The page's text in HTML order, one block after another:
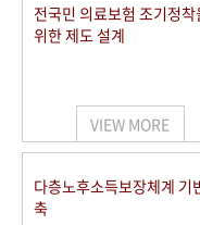
50+1 주년 기념
세계와 함께 한 KIHASA
VR 역사관
전국민 의료보험 조기정착
위한 제도 설계
VIEW MORE
다층노후소득보장체계 기
축